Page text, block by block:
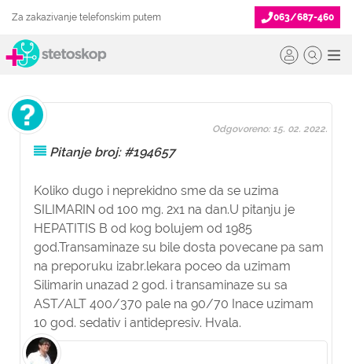
Za zakazivanje telefonskim putem 063/687-460
Pitanje broj: #194657
Koliko dugo i neprekidno sme da se uzima
SILIMARIN od 100 mg. 2x1 na dan.U pitanju je
HEPATITIS B od kog bolujem od 1985
god.Transaminaze su bile dosta povecane pa sam
na preporuku izabr.lekara poceo da uzimam
Silimarin unazad 2 god. i transaminaze su sa
AST/ALT 400/370 pale na 90/70 Inace uzimam
10 god. sedativ i antidepresiv. Hvala.
Odgovoreno: 15. 02. 2022.